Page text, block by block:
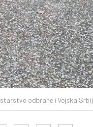
odbrane i Vojska